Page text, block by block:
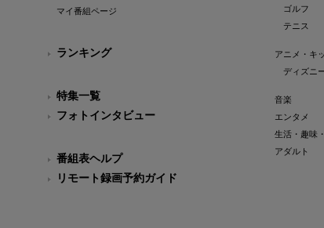
マイ番組ページ
ランキング
特集一覧
フォトインタビュー
番組表ヘルプ
リモート録画予約ガイド
ゴルフ
テニス
アニメ・キ
ディズニ
音楽
エンタメ
生活・趣味
アダルト